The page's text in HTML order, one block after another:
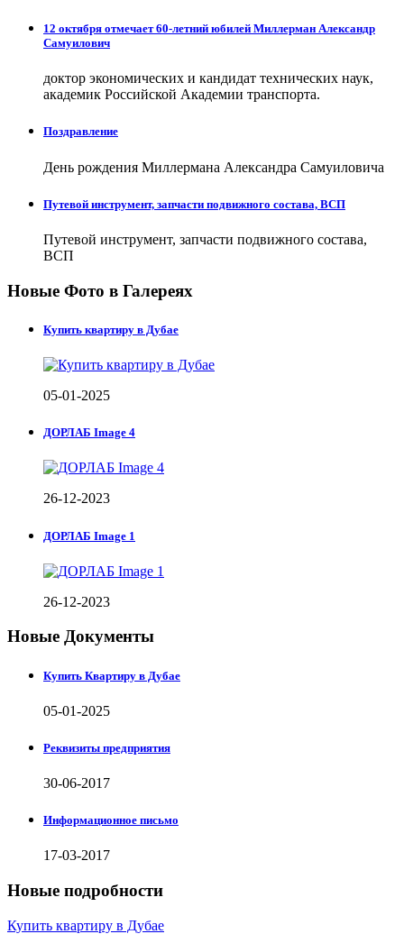
12 октября отмечает 60-летний юбилей Миллерман Александр
Самуилович
доктор экономических и кандидат технических наук,
академик Российской Академии транспорта.
Поздравление
День рождения Миллермана Александра Самуиловича
Путевой инструмент, запчасти подвижного состава, ВСП
Путевой инструмент, запчасти подвижного состава,
ВСП
Новые Фото в Галереях
Купить квартиру в Дубае
05-01-2025
ДОРЛАБ Image 4
26-12-2023
ДОРЛАБ Image 1
26-12-2023
Новые Документы
Купить Квартиру в Дубае
05-01-2025
Реквизиты предприятия
30-06-2017
Информационное письмо
17-03-2017
Новые подробности
Купить квартиру в Дубае